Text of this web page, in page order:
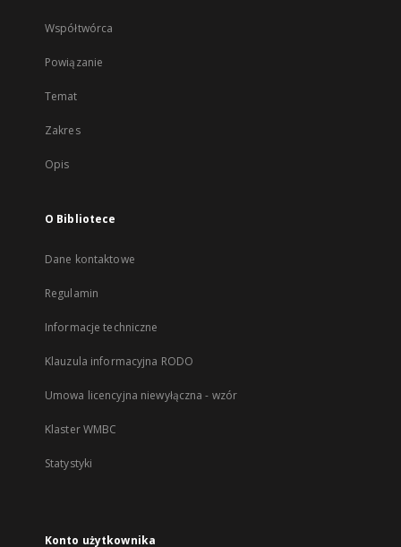
Współtwórca
Powiązanie
Temat
Zakres
Opis
O Bibliotece
Dane kontaktowe
Regulamin
Informacje techniczne
Klauzula informacyjna RODO
Umowa licencyjna niewyłączna - wzór
Klaster WMBC
Statystyki
Konto użytkownika